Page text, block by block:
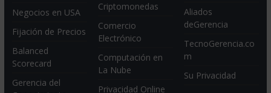
Negocios en USA
Fijación de Precios
Balanced
Scorecard
Gerencia del
Criptomonedas
Comercio
Electrónico
Computación en
La Nube
Privacidad Online
Aliados
deGerencia
TecnoGerencia.co
m
Su Privacidad